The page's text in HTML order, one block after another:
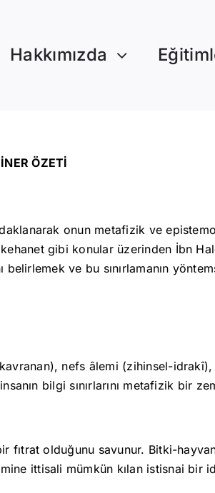
Hakkımızda
ÖZETİ
onun metafizik ve
gibi konular üzerinden İbn
belirlemek ve bu sınırlamanın
nefs âlemi (zihinsel-
bilgi sınırlarını metafizik bir
fıtrat olduğunu savunur. Bitki-
ittisali mümkün kılan istisnai bir